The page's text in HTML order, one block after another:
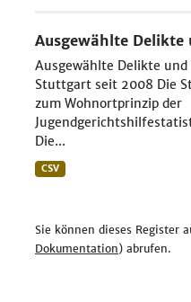
Ausgewählte Delikte
Ausgewählte Delikte
Stuttgart seit 2008 Die
zum Wohnortprinzip der
Die...
CSV
Sie können dieses Register
Dokumentation) abrufen.